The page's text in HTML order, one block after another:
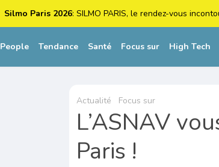
Silmo Paris 2026: SILMO PARIS, le rendez-vous
People Tendance Santé Focus sur High Tech
Actualité Focus sur
L’ASNAV
Paris !